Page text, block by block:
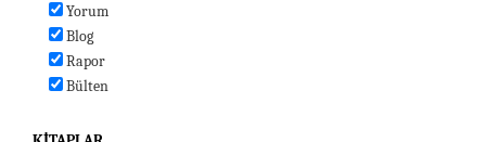
Yorum
Blog
Rapor
Bülten